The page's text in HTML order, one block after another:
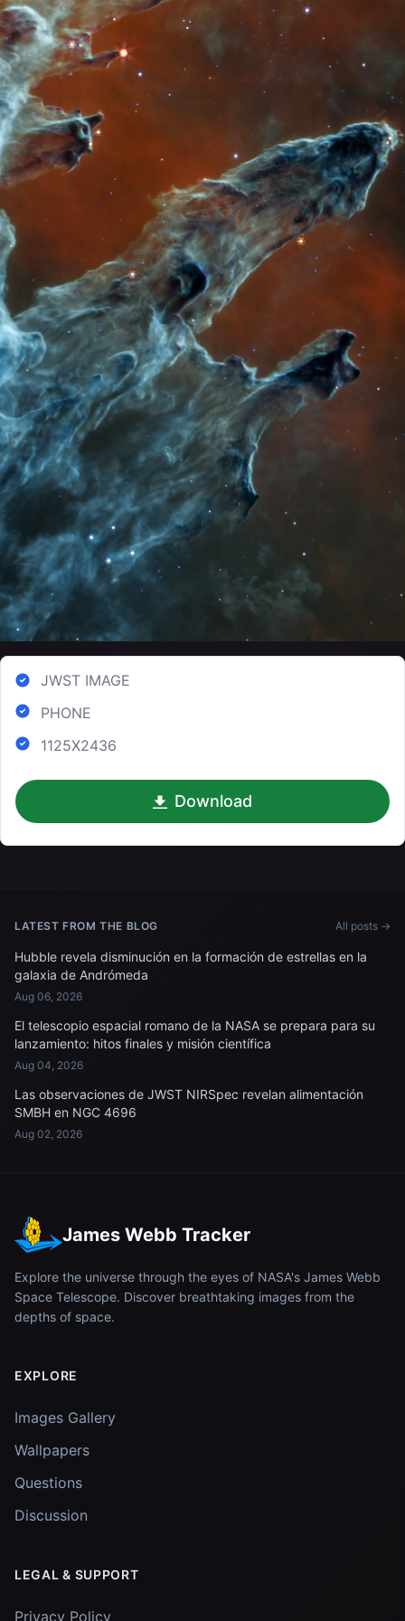
JWST IMAGE
PHONE
1125X2436
Download
LATEST FROM THE BLOG All posts →
Hubble revela disminución en la formación de estrellas en la
galaxia de Andrómeda
Aug 06, 2026
El telescopio espacial romano de la NASA se prepara para su
lanzamiento: hitos finales y misión científica
Aug 04, 2026
Las observaciones de JWST NIRSpec revelan alimentación
SMBH en NGC 4696
Aug 02, 2026
James Webb Tracker
Explore the universe through the eyes of NASA's James Webb
Space Telescope. Discover breathtaking images from the
depths of space.
EXPLORE
Images Gallery
Wallpapers
Questions
Discussion
LEGAL & SUPPORT
Privacy Policy